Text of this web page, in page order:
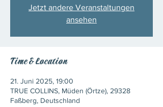
Jetzt andere Veranstaltungen
ansehen
Time & Location
21. Juni 2025, 19:00
TRUE COLLINS, Müden (Örtze), 29328
Faßberg, Deutschland